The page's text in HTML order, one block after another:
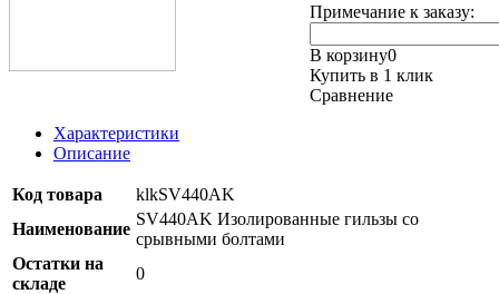
Примечание к заказу:
В корзину0
Купить в 1 клик
Сравнение
Характеристики
Описание
Код товара
klkSV440AK
Наименование
SV440AK Изолированные гильзы со
срывными болтами
Остатки на
складе
0